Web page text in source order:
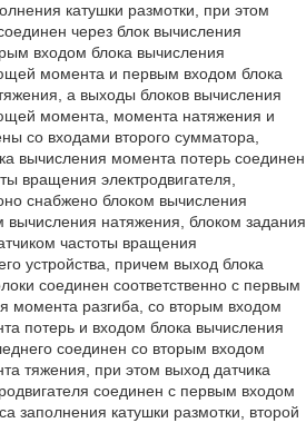
катушки размотки, при этом
через блок вычисления
входом блока вычисления
момента и первым входом блока
а выходы блоков вычисления
момента, момента натяжения и
со входами второго сумматора,
вычисления момента потерь соединен
вращения электродвигателя,
снабжено блоком вычисления
вычисления натяжения, блоком задания
частоты вращения
устройства, причем выход блока
соединен соответственно с первым
момента разгиба, со вторым входом
потерь и входом блока вычисления
соединен со вторым входом
тяжения, при этом выход датчика
соединен с первым входом
заполнения катушки размотки, второй